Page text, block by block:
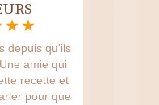
depuis qu'ils
amie qui
recette et
pour que